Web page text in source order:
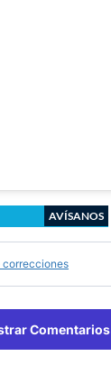
AVÍSANOS
correcciones
Comentarios